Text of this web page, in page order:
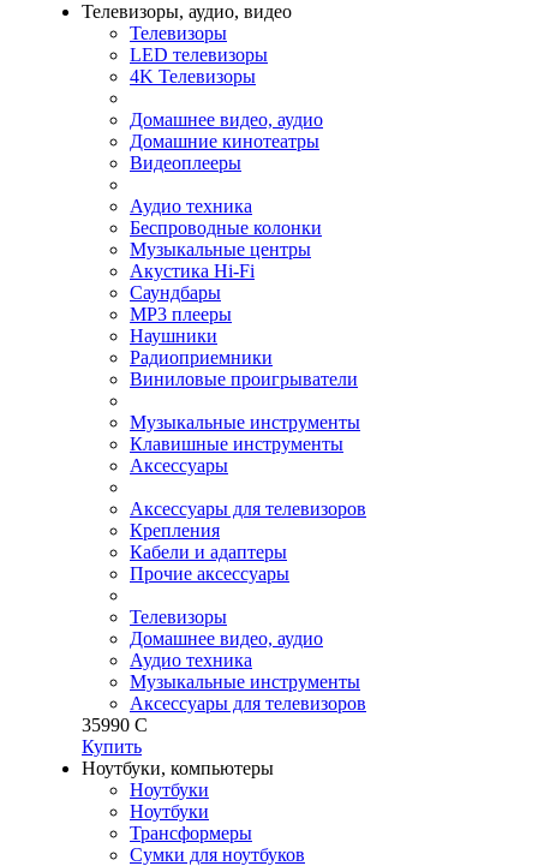
Телевизоры, аудио, видео
Телевизоры
LED телевизоры
4K Телевизоры
Домашнее видео, аудио
Домашние кинотеатры
Видеоплееры
Аудио техника
Беспроводные колонки
Музыкальные центры
Акустика Hi-Fi
Саундбары
MP3 плееры
Наушники
Радиоприемники
Виниловые проигрыватели
Музыкальные инструменты
Клавишные инструменты
Аксессуары
Аксессуары для телевизоров
Крепления
Кабели и адаптеры
Прочие аксессуары
Телевизоры
Домашнее видео, аудио
Аудио техника
Музыкальные инструменты
Аксессуары для телевизоров
35990 C
Купить
Ноутбуки, компьютеры
Ноутбуки
Ноутбуки
Трансформеры
Сумки для ноутбуков